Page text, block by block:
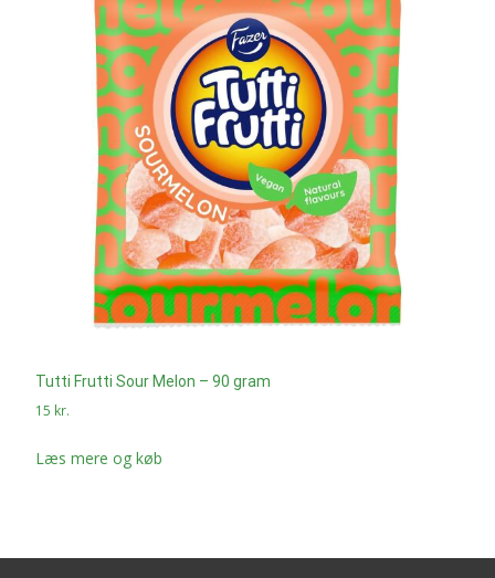
Tutti Frutti Sour Melon – 90 gram
15 kr.
Læs mere og køb